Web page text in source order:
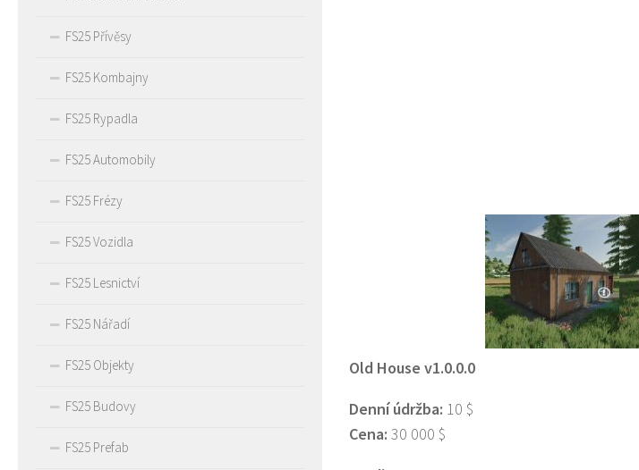
Old House v1.0.0.0
Denní údržba: 10 $
Cena: 30 000 $
FS25 Přívěsy
FS25 Kombajny
FS25 Rypadla
FS25 Automobily
FS25 Frézy
FS25 Vozidla
FS25 Lesnictví
FS25 Nářadí
FS25 Objekty
FS25 Budovy
FS25 Prefab